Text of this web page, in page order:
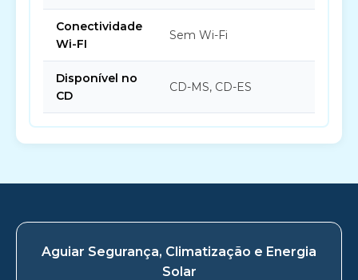
Conectividade
Wi-FI
Sem Wi-Fi
Disponível no
CD
CD-MS, CD-ES
Aguiar Segurança, Climatização e Energia
Solar